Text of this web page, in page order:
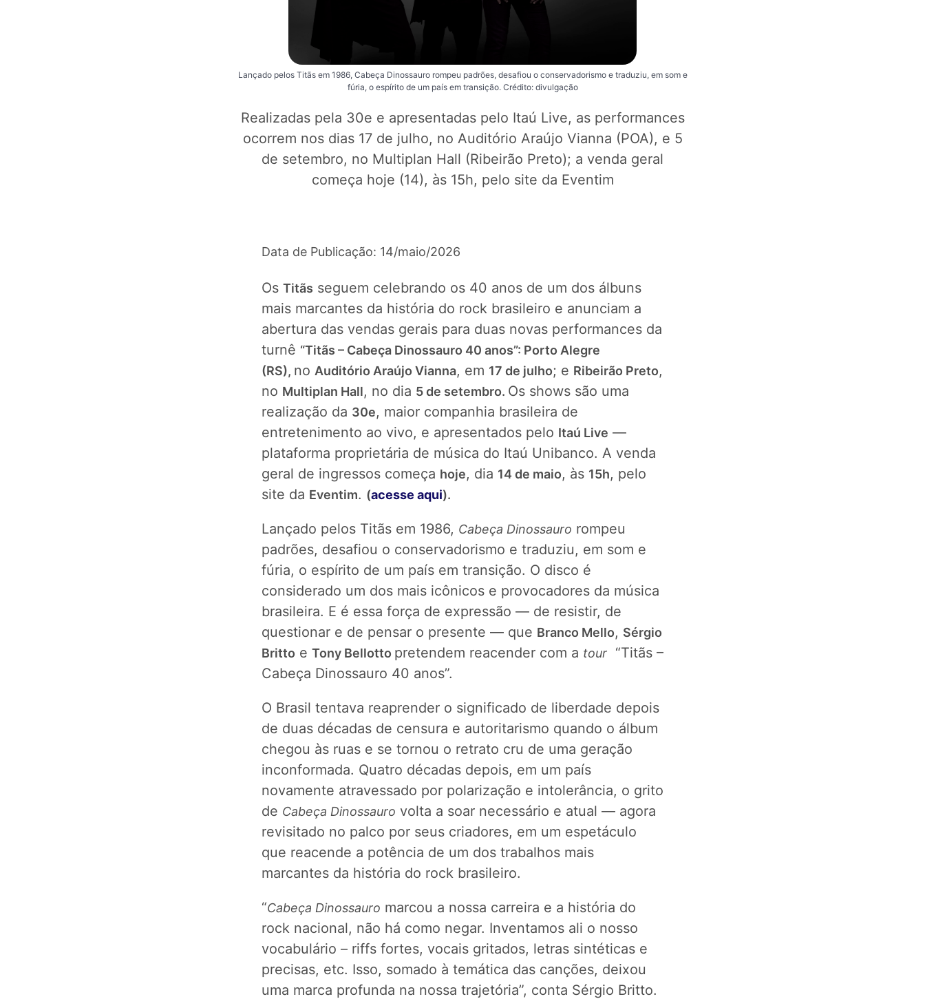
Lançado pelos Titãs em 1986, Cabeça Dinossauro rompeu padrões, desafiou o conservadorismo e traduziu, em som e
fúria, o espírito de um país em transição. Crédito: divulgação
Realizadas pela 30e e apresentadas pelo Itaú Live, as performances
ocorrem nos dias 17 de julho, no Auditório Araújo Vianna (POA), e 5
de setembro, no Multiplan Hall (Ribeirão Preto); a venda geral
começa hoje (14), às 15h, pelo site da Eventim
Data de Publicação: 14/maio/2026
Os Titãs seguem celebrando os 40 anos de um dos álbuns
mais marcantes da história do rock brasileiro e anunciam a
abertura das vendas gerais para duas novas performances da
turnê “Titãs – Cabeça Dinossauro 40 anos”: Porto Alegre
(RS), no Auditório Araújo Vianna, em 17 de julho; e Ribeirão Preto,
no Multiplan Hall, no dia 5 de setembro. Os shows são uma
realização da 30e, maior companhia brasileira de
entretenimento ao vivo, e apresentados pelo Itaú Live —
plataforma proprietária de música do Itaú Unibanco. A venda
geral de ingressos começa hoje, dia 14 de maio, às 15h, pelo
site da Eventim. (acesse aqui).
Lançado pelos Titãs em 1986, Cabeça Dinossauro rompeu
padrões, desafiou o conservadorismo e traduziu, em som e
fúria, o espírito de um país em transição. O disco é
considerado um dos mais icônicos e provocadores da música
brasileira. E é essa força de expressão — de resistir, de
questionar e de pensar o presente — que Branco Mello, Sérgio
Britto e Tony Bellotto pretendem reacender com a tour “Titãs –
Cabeça Dinossauro 40 anos”.
O Brasil tentava reaprender o significado de liberdade depois
de duas décadas de censura e autoritarismo quando o álbum
chegou às ruas e se tornou o retrato cru de uma geração
inconformada. Quatro décadas depois, em um país
novamente atravessado por polarização e intolerância, o grito
de Cabeça Dinossauro volta a soar necessário e atual — agora
revisitado no palco por seus criadores, em um espetáculo
que reacende a potência de um dos trabalhos mais
marcantes da história do rock brasileiro.
“Cabeça Dinossauro marcou a nossa carreira e a história do
rock nacional, não há como negar. Inventamos ali o nosso
vocabulário – riffs fortes, vocais gritados, letras sintéticas e
precisas, etc. Isso, somado à temática das canções, deixou
uma marca profunda na nossa trajetória”, conta Sérgio Britto.